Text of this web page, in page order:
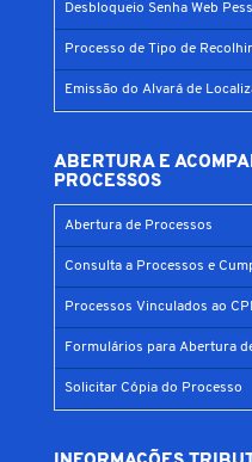
Desbloqueio Senha Web
Processo de Tipo de
Emissão do Alvará de
ABERTURA E
PROCESSOS
Abertura de Processos
Consulta a Processos e
Processos Vinculados ao
Formulários para Abertura
Solicitar Cópia do Processo